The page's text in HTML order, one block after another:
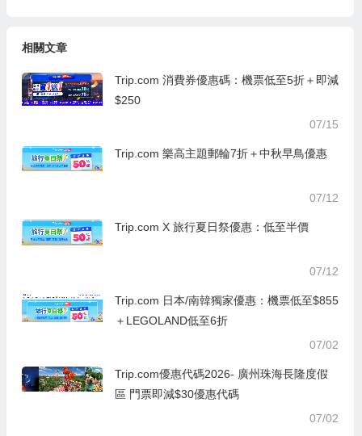
相關文章
Trip.com 消費券優惠碼：機票低至5折＋即減
$250
07/15
Trip.com 樂高主題郵輪7折＋中秋早鳥優惠
07/12
Trip.com X 旅行夏日祭優惠：低至半價
07/12
Trip.com 日本/南韓獨家優惠：機票低至$855
＋LEGOLAND低至6折
07/02
Trip.com優惠代碼2026- 廣州珠海長隆度假
區 門票即減$30優惠代碼
07/02